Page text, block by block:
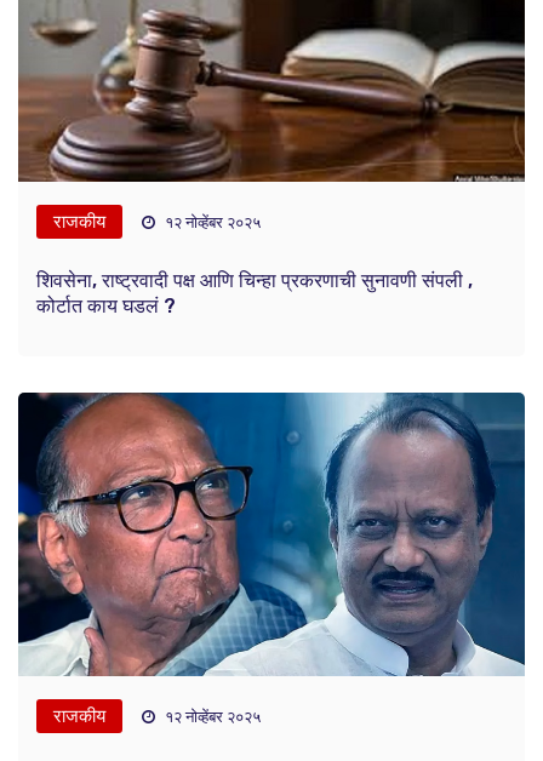
राजकीय १२ नोव्हेंबर २०२५
शिवसेना, राष्ट्रवादी पक्ष आणि चिन्हा प्रकरणाची सुनावणी संपली ,
कोर्टात काय घडलं ?
राजकीय १२ नोव्हेंबर २०२५